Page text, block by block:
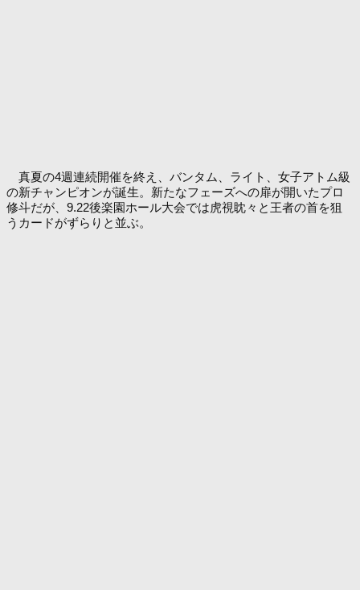
真夏の4週連続開催を終え、バンタム、ライト、女子アトム級
の新チャンピオンが誕生。新たなフェーズへの扉が開いたプロ
修斗だが、9.22後楽園ホール大会では虎視眈々と王者の首を狙
うカードがずらりと並ぶ。